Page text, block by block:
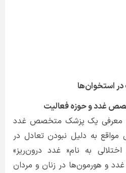
استخوان‌ها
غدد و حوزه فعالیت
معرفی یک پزشک متخصص غدد
مواقع به دلیل نبودن تعادل در
به نام« غدد درون‌ریز»
غدد و هورمون‌ها در زنان و مردان